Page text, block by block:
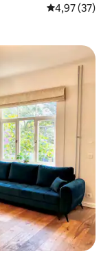
Vidutinis
4,97 (37)